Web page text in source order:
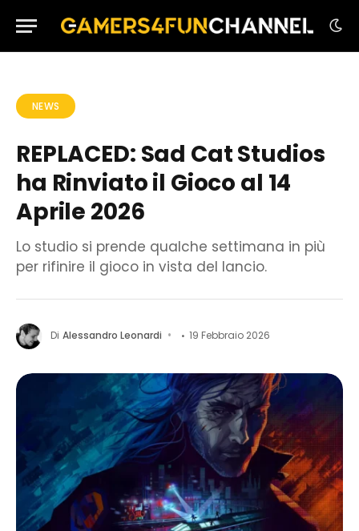
NEWS
REPLACED: Sad Cat Studios
ha Rinviato il Gioco al 14
Aprile 2026
Lo studio si prende qualche settimana in più
per rifinire il gioco in vista del lancio.
Di Alessandro Leonardi 19 Febbraio 2026